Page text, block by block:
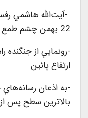
-آيت‌الله هاشمي
22 بهمن چشم طمع دشمنان انقلاب را كور خواهند كرد
-رونمايي از جنگنده
ارتفاع پائين
-به اذعان
بالاترين سطح پس